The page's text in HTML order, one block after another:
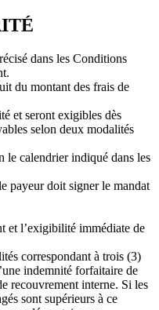
dans les Conditions
du montant des frais de
et seront exigibles dès
selon deux modalités
le calendrier indiqué dans les
payeur doit signer le mandat
et l’exigibilité immédiate de
correspondant à trois (3)
indemnité forfaitaire de
recouvrement interne. Si les
sont supérieurs à ce